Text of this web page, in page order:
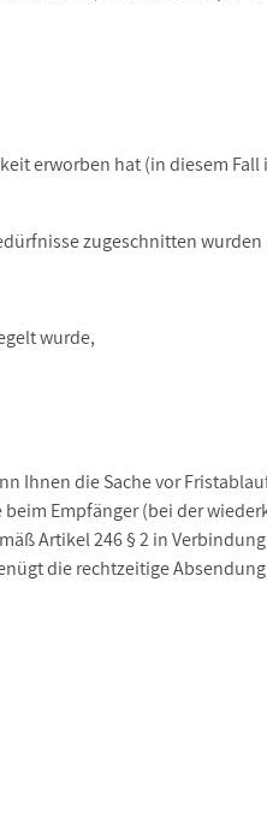
erworben hat (in diesem Fall
zugeschnitten
wurde,
Ihnen die Sache vor
Empfänger (bei der
Artikel 246 § 2 in Verbindung
die rechtzeitige